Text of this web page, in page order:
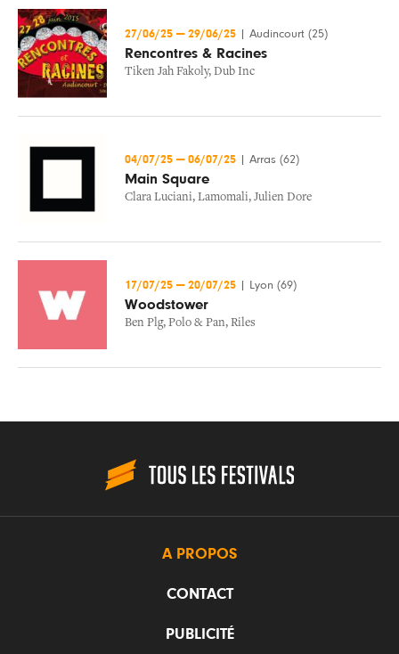
27/06/25 — 29/06/25 Audincourt (25)
Rencontres & Racines
Tiken Jah Fakoly, Dub Inc
04/07/25 — 06/07/25 Arras (62)
Main Square
Clara Luciani, Lamomali, Julien Dore
17/07/25 — 20/07/25 Lyon (69)
Woodstower
Ben Plg, Polo & Pan, Riles
A PROPOS
CONTACT
PUBLICITÉ